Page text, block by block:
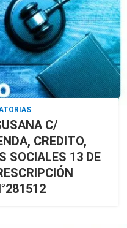
C/
CREDITO,
SOCIALES 13 DE